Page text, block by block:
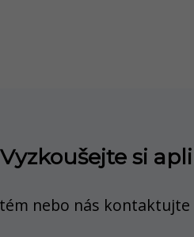
Vyzkoušejte si
nebo nás